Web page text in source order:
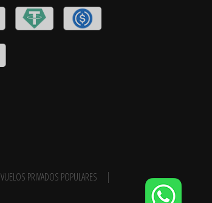
VUELOS PRIVADOS POPULARES